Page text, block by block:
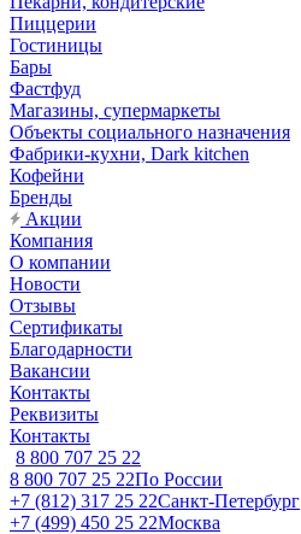
Пиццерии
Гостиницы
Бары
Фастфуд
Магазины, супермаркеты
Объекты социального назначения
Фабрики-кухни, Dark kitchen
Кофейни
Бренды
Акции
Компания
О компании
Новости
Отзывы
Сертификаты
Благодарности
Вакансии
Контакты
Реквизиты
Контакты
8 800 707 25 22
8 800 707 25 22По России
+7 (812) 317 25 22Санкт-Петербург
+7 (499) 450 25 22Москва